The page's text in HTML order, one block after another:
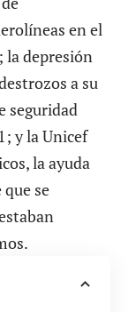
en el
la depresión
a su
seguridad
y la Unicef
la ayuda
que se